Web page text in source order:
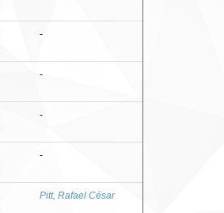
-
-
-
-
Pitt, Rafael César